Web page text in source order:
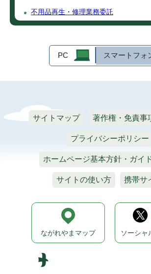
不用品再生・修理業務委託
PC スマートフォ
サイトマップ 著作権・免責事
プライバシーポリシー
ホームページ基本方針・ガイ
サイトの使い方 携帯サ
ながれやまマップ ソーシャ